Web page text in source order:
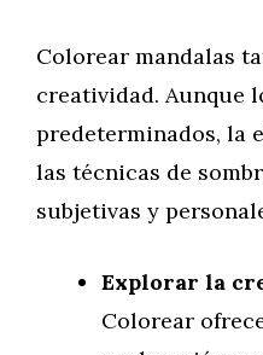
Colorear mandalas
creatividad. Aunque
predeterminados, la
las técnicas de
subjetivas y
Explorar la
Colorear